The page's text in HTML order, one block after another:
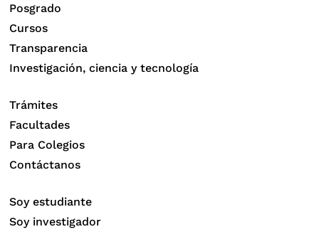
Posgrado
Cursos
Transparencia
Investigación, ciencia y tecnología
Trámites
Facultades
Para Colegios
Contáctanos
Soy estudiante
Soy investigador